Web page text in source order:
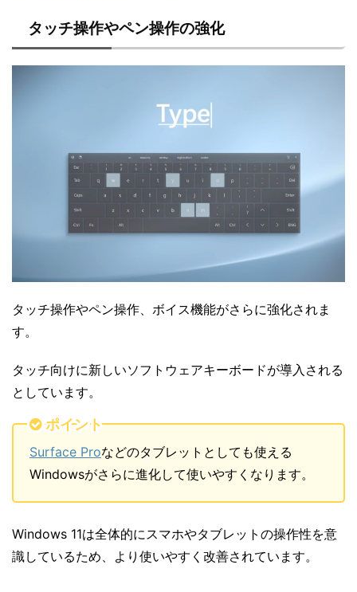
タッチ操作やペン操作の強化
タッチ操作やペン操作、ボイス機能がさらに強化されま
す。
タッチ向けに新しいソフトウェアキーボードが導入される
としています。
ポイント
Surface Proなどのタブレットとしても使える
Windowsがさらに進化して使いやすくなります。
Windows 11は全体的にスマホやタブレットの操作性を意
識しているため、より使いやすく改善されています。